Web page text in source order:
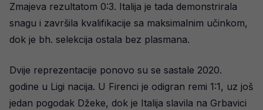
Zmajeva rezultatom 0:3. Italija je tada demonstrirala
snagu i završila kvalifikacije sa maksimalnim učinkom,
dok je bh. selekcija ostala bez plasmana.
Dvije reprezentacije ponovo su se sastale 2020.
godine u Ligi nacija. U Firenci je odigran remi 1:1, uz još
jedan pogodak Džeke, dok je Italija slavila na Grbavici